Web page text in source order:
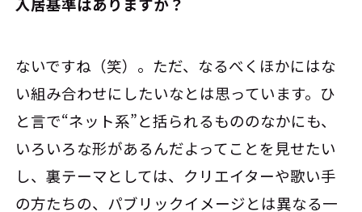
――入居基準はありますか？
ないですね（笑）。ただ、なるべくほかにはな
い組み合わせにしたいなとは思っています。ひ
と言で“ネット系”と括られるもののなかにも、
いろいろな形があるんだよってことを見せたい
し、裏テーマとしては、クリエイターや歌い手
の方たちの、パブリックイメージとは異なる一